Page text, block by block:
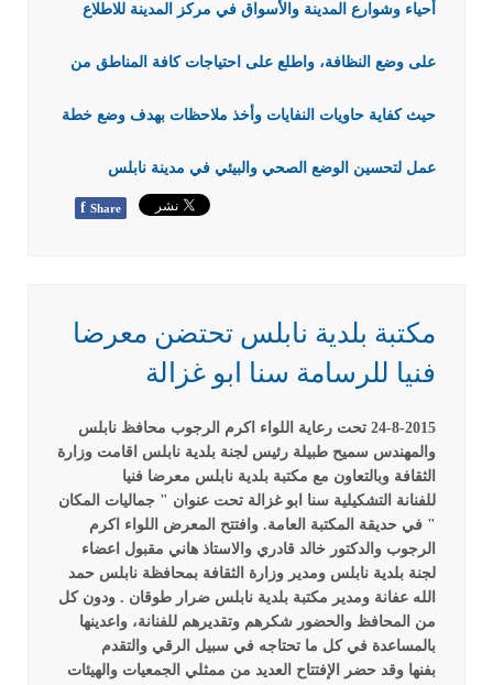
أحياء وشوارع المدينة والأسواق في مركز المدينة للاطلاع
على وضع النظافة، واطلع على احتياجات كافة المناطق من
حيث كفاية حاويات النفايات وأخذ ملاحظات بهدف وضع خطة
عمل لتحسين الوضع الصحي والبيئي في مدينة نابلس
f Share
مكتبة بلدية نابلس تحتضن معرضا
فنيا للرسامة سنا ابو غزالة
24-8-2015 تحت رعاية اللواء اكرم الرجوب محافظ نابلس
والمهندس سميح طبيلة رئيس لجنة بلدية نابلس اقامت وزارة
الثقافة وبالتعاون مع مكتبة بلدية نابلس معرضا فنيا
للفنانة التشكيلية سنا ابو غزالة تحت عنوان " جماليات المكان
" في حديقة المكتبة العامة. وافتتح المعرض اللواء اكرم
الرجوب والدكتور خالد قادري والاستاذ هاني مقبول اعضاء
لجنة بلدية نابلس ومدير وزارة الثقافة بمحافظة نابلس حمد
الله عفانة ومدير مكتبة بلدية نابلس ضرار طوقان . ودون كل
من المحافظ والحضور شكرهم وتقديرهم للفنانة، واعدينها
بالمساعدة في كل ما تحتاجه في سبيل الرقي والتقدم
بفنها وقد حضر الإفتتاح العديد من ممثلي الجمعيات والهيئات